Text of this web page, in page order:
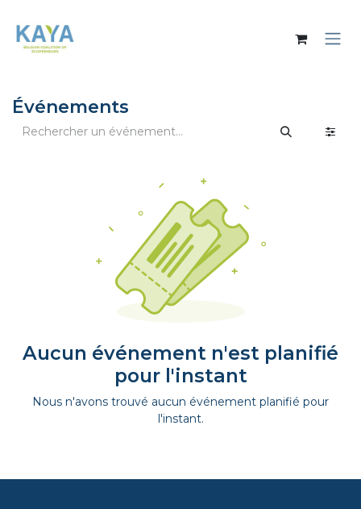
Événements
Aucun événement n'est planifié
pour l'instant
Nous n'avons trouvé aucun événement planifié pour
l'instant.